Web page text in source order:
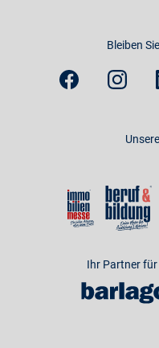
Bleiben
Ihr Partner